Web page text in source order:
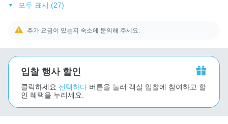
모두 표시 (27)
추가 요금이 있는지 숙소에 문의해 주세요.
입찰 행사 할인
클릭하세요 선택하다 버튼을 눌러 객실 입찰에 참여하고 할
인 혜택을 누리세요.